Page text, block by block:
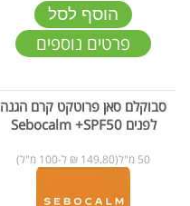
הוסף לסל
פרטים נוספים
סבוקלם סאן פרוטקט קרם הגנה
לפנים Sebocalm +SPF50
50 מ"ל(149.80 ₪ ל-100 מ"ל)